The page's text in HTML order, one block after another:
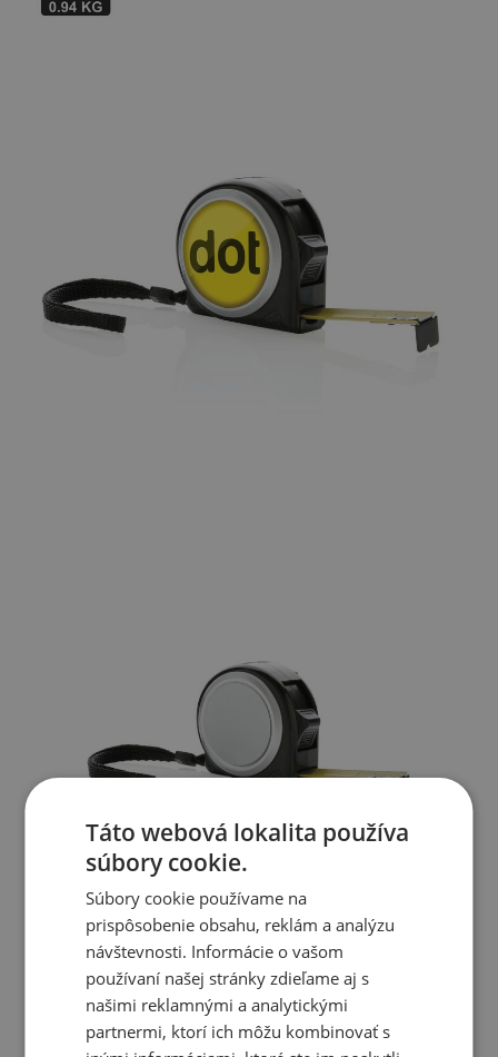
Táto webová lokalita používa
súbory cookie.
Súbory cookie používame na
prispôsobenie obsahu, reklám a analýzu
návštevnosti. Informácie o vašom
používaní našej stránky zdieľame aj s
našimi reklamnými a analytickými
partnermi, ktorí ich môžu kombinovať s